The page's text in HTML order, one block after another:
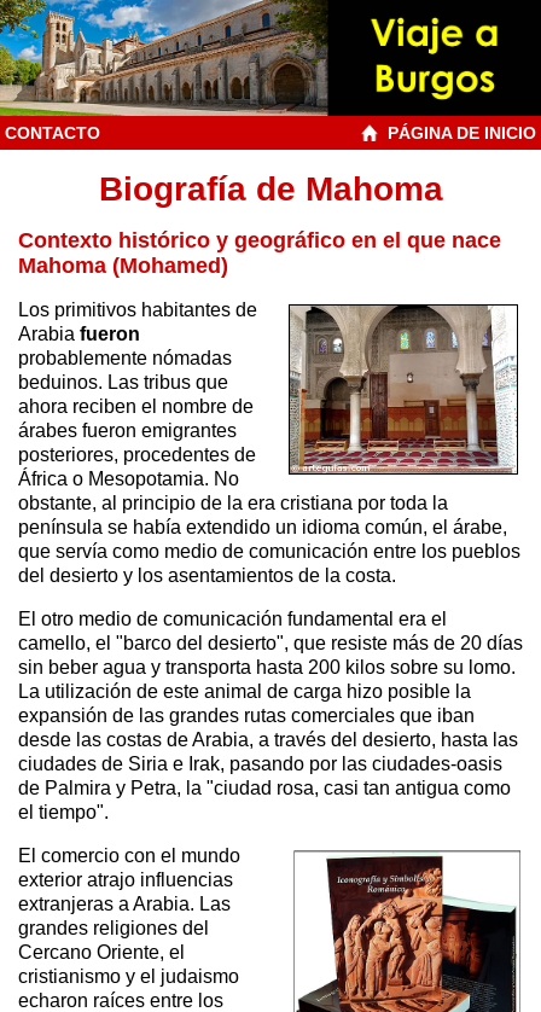
CONTACTO PÁGINA DE INICIO
Biografía de Mahoma
Contexto histórico y geográfico en el que nace
Mahoma (Mohamed)
Los primitivos habitantes de
Arabia fueron
probablemente nómadas
beduinos. Las tribus que
ahora reciben el nombre de
árabes fueron emigrantes
posteriores, procedentes de
África o Mesopotamia. No
obstante, al principio de la era cristiana por toda la
península se había extendido un idioma común, el árabe,
que servía como medio de comunicación entre los pueblos
del desierto y los asentamientos de la costa.
El otro medio de comunicación fundamental era el
camello, el "barco del desierto", que resiste más de 20 días
sin beber agua y transporta hasta 200 kilos sobre su lomo.
La utilización de este animal de carga hizo posible la
expansión de las grandes rutas comerciales que iban
desde las costas de Arabia, a través del desierto, hasta las
ciudades de Siria e Irak, pasando por las ciudades-oasis
de Palmira y Petra, la "ciudad rosa, casi tan antigua como
el tiempo".
El comercio con el mundo
exterior atrajo influencias
extranjeras a Arabia. Las
grandes religiones del
Cercano Oriente, el
cristianismo y el judaismo
echaron raíces entre los